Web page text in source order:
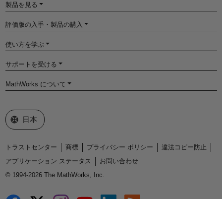
製品を見る
評価版の入手・製品の購入
使い方を学ぶ
サポートを受ける
MathWorks について
Web サイトの選択
日本
トラストセンター 商標 プライバシー ポリシー
違法コピー防止
アプリケーション ステータス
お問い合わせ
© 1994-2026 The MathWorks, Inc.